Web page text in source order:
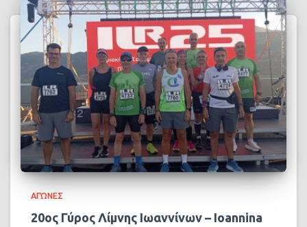
ΑΓΏΝΕΣ
20ος Γύρος Λίμνης Ιωαννίνων – Ioannina